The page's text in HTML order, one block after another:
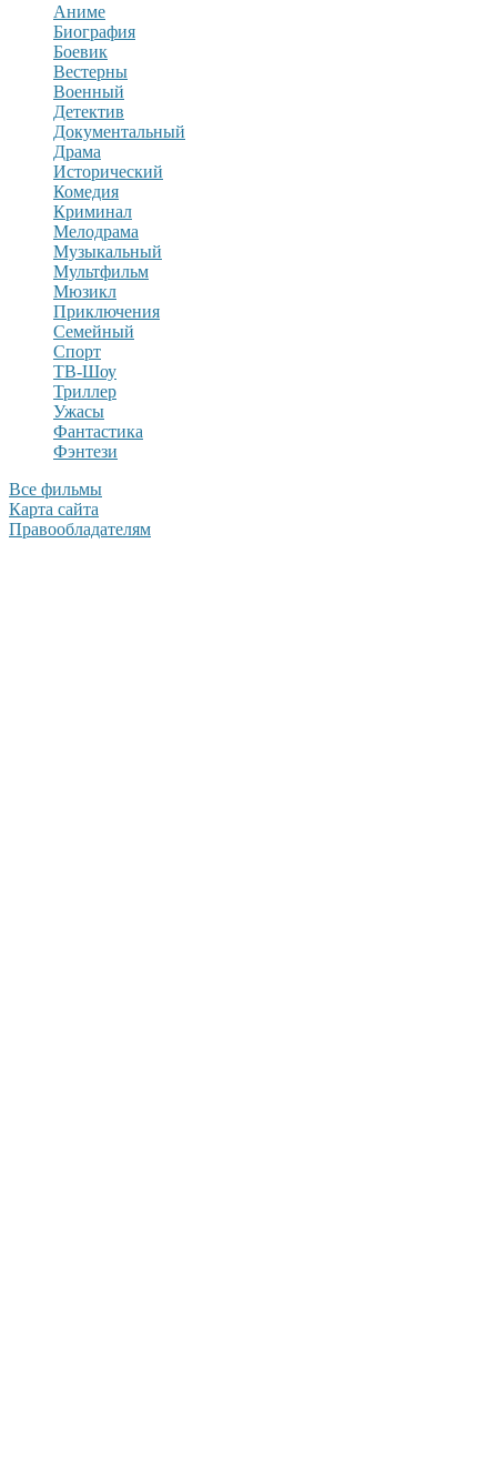
Аниме
Биография
Боевик
Вестерны
Военный
Детектив
Документальный
Драма
Исторический
Комедия
Криминал
Мелодрама
Музыкальный
Мультфильм
Мюзикл
Приключения
Семейный
Спорт
ТВ-Шоу
Триллер
Ужасы
Фантастика
Фэнтези
Все фильмы
Карта сайта
Правообладателям